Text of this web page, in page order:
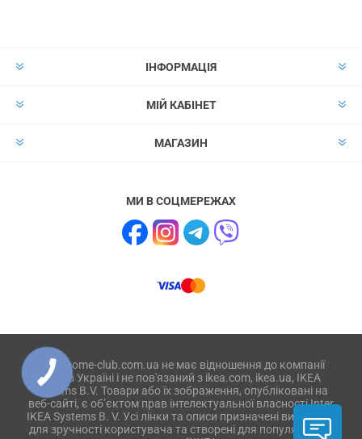
ІНФОРМАЦІЯ
МІЙ КАБІНЕТ
МАГАЗИН
МИ В СОЦМЕРЕЖАХ
Сайт home-club.com.ua не має відношення до компанії
IKEA в Україні і не пов'язаний з ikea.com, ikea.ua, IKEA
Systems B.V. Товари або їх зображення, опубліковані на
веб-сайті, є об’єктом прав інтелектуальної власності Inter
IKEA Systems B. V. Усі лінки та описи призначені виключно
для зручності користувача та створені для популяризації